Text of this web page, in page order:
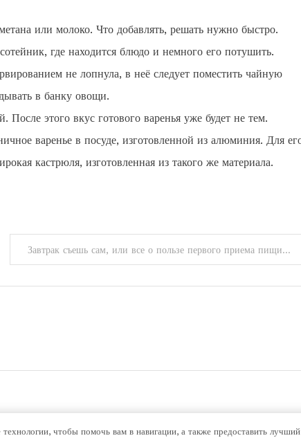
или молоко. Что добавлять, решать нужно быстро.
где находится блюдо и немного его потушить.
не лопнула, в неё следует поместить чайную
в банку овощи.
После этого вкус готового варенья уже будет не тем.
варенье в посуде, изготовленной из алюминия. Для
кастрюля, изготовленная из такого же материала.
Завтрак съешь сам, или все о пользе первого приема пищи
чтобы помочь вам в навигации, а также предоставить